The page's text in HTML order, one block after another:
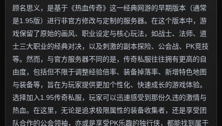
顾名思义，是基于《热血传奇》这一经典网游的早期版本（通常
是1.95版）进行非官方修改与定制的服务器。在这个版本中，游
戏保留了原始的画风、职业设定与核心玩法，如战士、法师、道
士三大职业的经典对决，以及刺激的副本探险、公会战、PK竞技
等。然而，与官方服务器不同的是，传奇私服往往拥有更高的自
由度，包括但不限于调整经验倍率、装备掉落率、新增特色地图
与装备等，旨在为玩家提供更加个性化、快速成长的游戏体验。
选择加入1.95传奇私服，玩家可以迅速感受到那份久违的激情与
热血。在这里，无论是追求极限属性的装备收集者，还是享受团
队合作的公会领袖，亦或是享受PK乐趣的独行侠，都能找到属于